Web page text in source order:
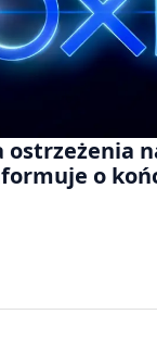
ostrzeżenia
o